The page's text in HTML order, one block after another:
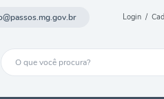
Login /